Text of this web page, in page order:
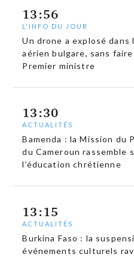
13:56
L'INFO DU JOUR
Un drone a explosé dans
aérien bulgare, sans
Premier ministre
13:30
ACTUALITÉS
Bamenda : la Mission du
du Cameroun rassemble
l’éducation chrétienne
13:15
ACTUALITÉS
Burkina Faso : la
événements culturels